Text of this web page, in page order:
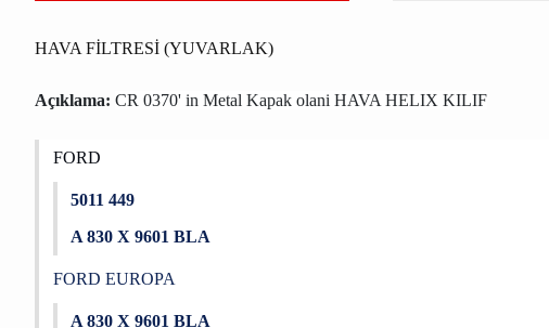
HAVA FİLTRESİ (YUVARLAK)
Açıklama: CR 0370' in Metal Kapak olani HAVA HELIX KILIF
FORD
5011 449
A 830 X 9601 BLA
FORD EUROPA
A 830 X 9601 BLA